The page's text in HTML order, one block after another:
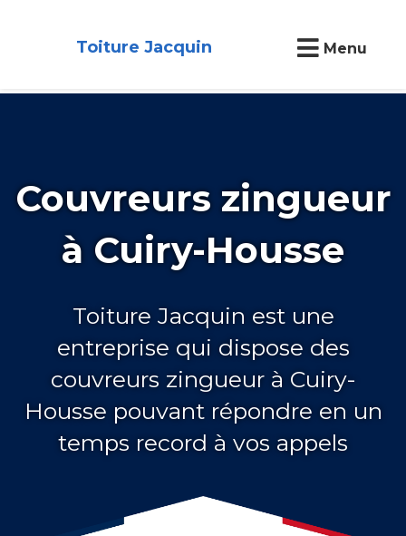
Toiture Jacquin Menu
Couvreurs zingueur
à Cuiry-Housse
Toiture Jacquin est une
entreprise qui dispose des
couvreurs zingueur à Cuiry-
Housse pouvant répondre en un
temps record à vos appels